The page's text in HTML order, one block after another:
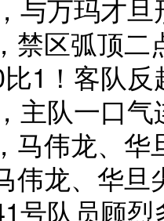
与万玛才
禁区弧顶
1！客队反
队一口气
马伟龙、
龙、华旦
号队员顾